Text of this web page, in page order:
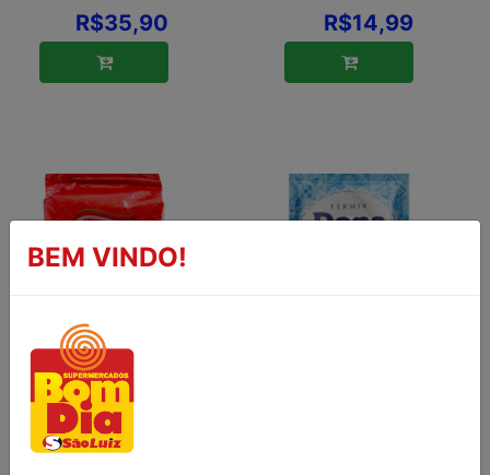
R$35,90 R$14,99
FEMENTO
BIOLÓGICO
SECO
INSTANTÂNEO
ATALAIA 125G
BEM VINDO!